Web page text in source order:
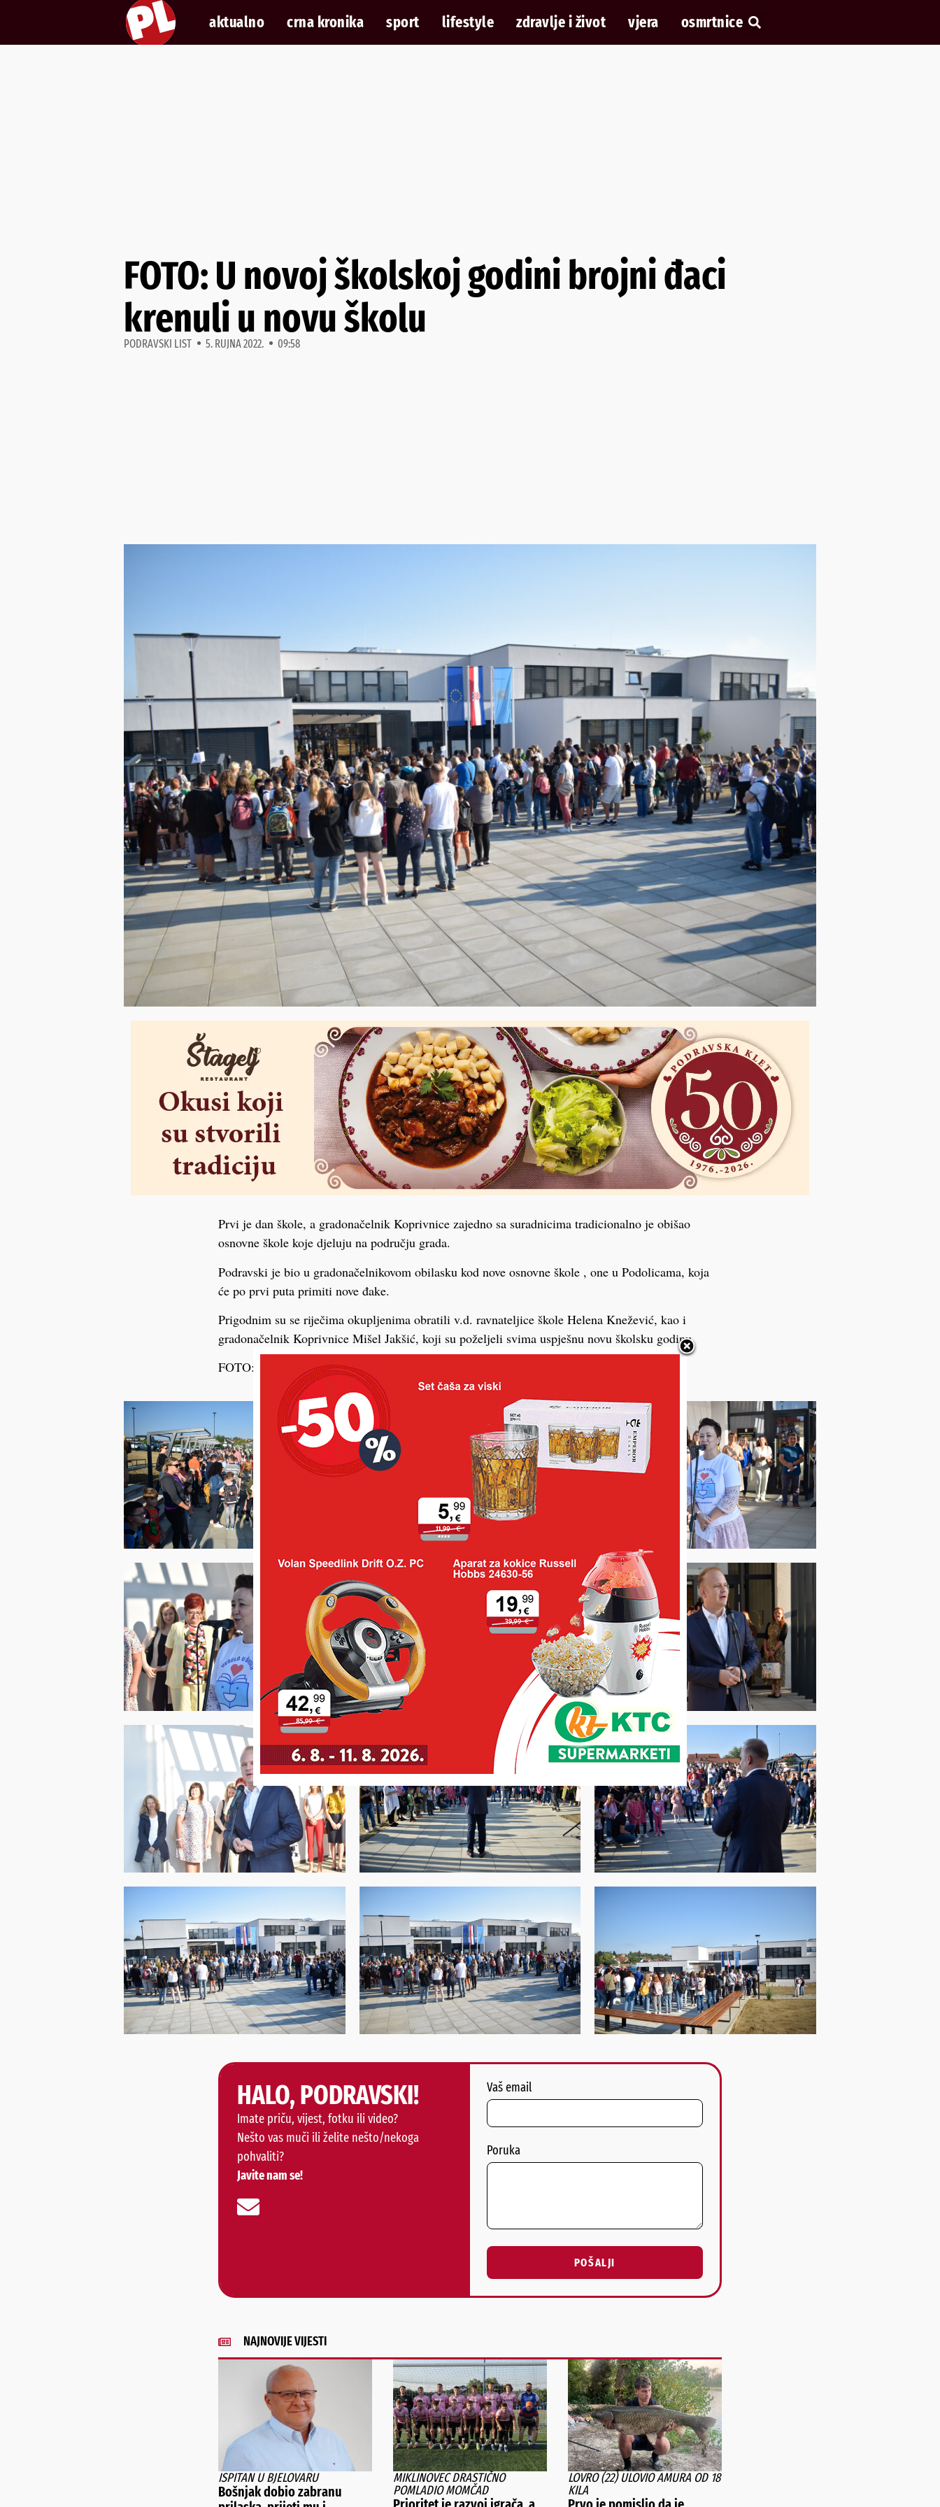
aktualno crna kronika sport lifestyle zdravlje i život vjera osmrtnice
FOTO: U novoj školskoj godini brojni đaci
krenuli u novu školu
PODRAVSKI LIST 5. RUJNA 2022. 09:58
Prvi je dan škole, a gradonačelnik Koprivnice zajedno sa suradnicima tradicionalno je obišao
osnovne škole koje djeluju na području grada.
Podravski je bio u gradonačelnikovom obilasku kod nove osnovne škole , one u Podolicama, koja
će po prvi puta primiti nove đake.
Prigodnim su se riječima okupljenima obratili v.d. ravnateljice škole Helena Knežević, kao i
gradonačelnik Koprivnice Mišel Jakšić, koji su poželjeli svima uspješnu novu školsku godinu.
FOTO: Krešo Puklavec
HALO, PODRAVSKI!
Imate priču, vijest, fotku ili video?
Nešto vas muči ili želite nešto/nekoga
pohvaliti?
Javite nam se!
Vaš email
Poruka
POŠALJI
NAJNOVIJE VIJESTI
ISPITAN U BJELOVARU
Bošnjak dobio zabranu
MIKLINOVEC DRASTIČNO
POMLADIO MOMČAD
LOVRO (22) ULOVIO AMURA OD 18
KILA